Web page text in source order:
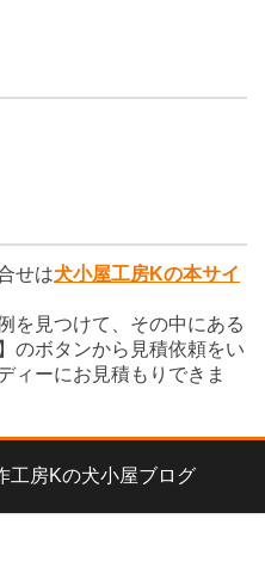
せは犬小屋工房Kの本サイ
を見つけて、その中にある
のボタンから見積依頼をい
ィーにお見積もりできま
工房Kの犬小屋ブログ